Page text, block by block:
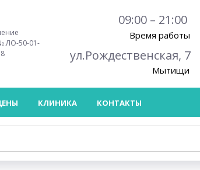
Время работы
Мытищи
ул.Рождественская, 7
09:00 – 21:00
ЛО-50-01-
КЛИНИКА КОНТАКТЫ